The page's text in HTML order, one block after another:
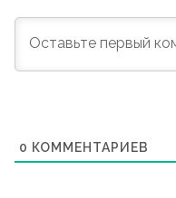
0 КОММЕНТАРИЕВ